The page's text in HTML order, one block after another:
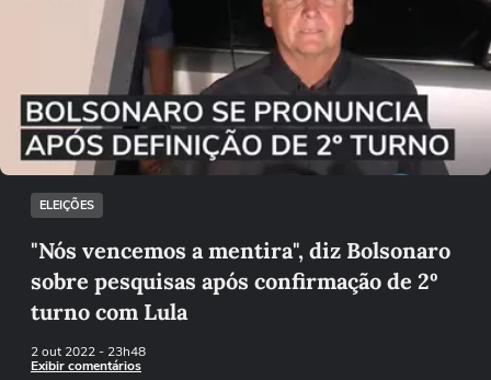
Não foi possível reproduzir o vídeo
Tentar novamente
ELEIÇÕES
"Nós vencemos a mentira", diz Bolsonaro
sobre pesquisas após confirmação de 2º
turno com Lula
2 out 2022- 23h48
Exibir comentários